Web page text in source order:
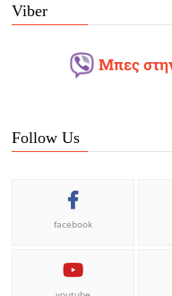
Viber
Μπες
Follow Us
facebook